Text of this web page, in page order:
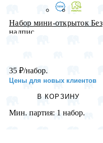
Набор мини-открыток Без
надпис...
35 ₽/набор.
Цены для новых клиентов
В КОРЗИНУ
Мин. партия: 1 набор.